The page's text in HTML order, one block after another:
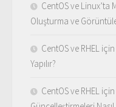
CentOS ve Linux’ta
Oluşturma ve
CentOS ve RHEL
Yapılır?
CentOS ve RHEL